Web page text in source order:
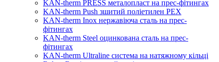
KAN-therm PRESS металопласт на прес-фітингах
KAN-therm Push зшитий поліетилен PEX
KAN-therm Inox нержавіюча сталь на прес-
фітингах
KAN-therm Steel оцинкована сталь на прес-
фітингах
KAN-therm Ultraline система на натяжному кільці